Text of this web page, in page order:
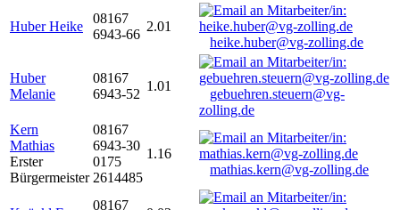
Huber Heike
08167
6943-66
2.01
heike.huber@vg-zolling.de
Huber
Melanie
08167
6943-52
1.01
gebuehren.steuern@vg-
zolling.de
Kern
Mathias
Erster
Bürgermeister
08167
6943-30
0175
2614485
1.16
mathias.kern@vg-zolling.de
08167